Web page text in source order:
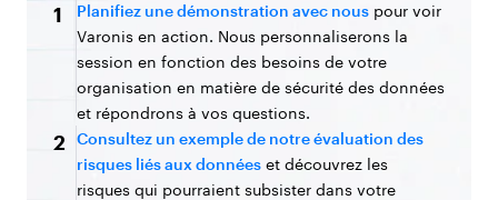
1 Planifiez une démonstration avec nous pour voir
Varonis en action. Nous personnaliserons la
session en fonction des besoins de votre
organisation en matière de sécurité des données
et répondrons à vos questions.
2
Consultez un exemple de notre évaluation des
risques liés aux données et découvrez les
risques qui pourraient subsister dans votre